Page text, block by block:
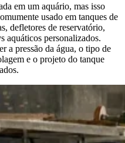
em um aquário, mas isso
usado em tanques de
defletores de reservatório,
aquáticos personalizados.
a pressão da água, o tipo de
e o projeto do tanque